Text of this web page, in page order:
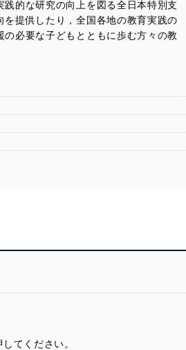
的な研究の向上を図る全日本特別支
提供したり，全国各地の教育実践の
必要な子どもとともに歩む方々の教
てください。